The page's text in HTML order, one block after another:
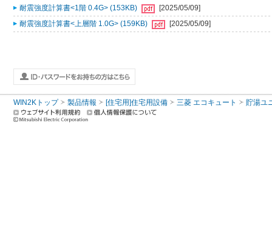
耐震強度計算書<1階 0.4G> (153KB)
[2025/05/09]
耐震強度計算書<上層階 1.0G> (159KB)
[2025/05/09]
WIN2Kトップ 製品情報 [住宅用]住宅用設備 三菱 エコキュート 貯湯ユ